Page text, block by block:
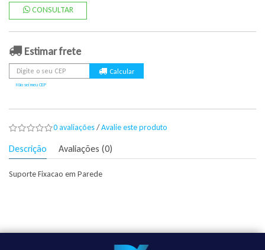
CONSULTAR
Estimar frete
Não sei meu CEP
0 avaliações/Avalie este produto
Descrição Avaliações (0)
Suporte Fixacao em Parede